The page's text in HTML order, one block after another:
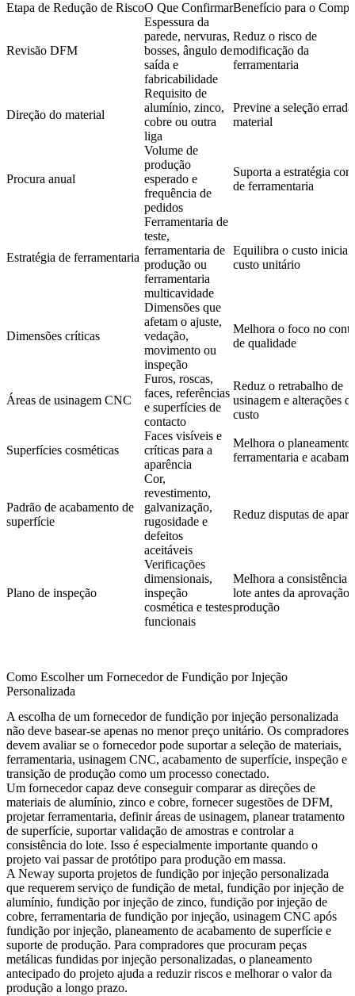
Etapa de Redução de RiscoO Que ConfirmarBenefício para o
Revisão DFM
Espessura da
parede, nervuras,
bosses, ângulo de
saída e
fabricabilidade
Reduz o risco de
modificação da
ferramentaria
Direção do material
Requisito de
alumínio, zinco,
cobre ou outra
liga
Previne a seleção
material
Procura anual
Volume de
produção
esperado e
frequência de
pedidos
Suporta a estratégia
de ferramentaria
Estratégia de ferramentaria
Ferramentaria de
teste,
ferramentaria de
produção ou
ferramentaria
multicavidade
Equilibra o custo inicial
custo unitário
Dimensões críticas
Dimensões que
afetam o ajuste,
vedação,
movimento ou
inspeção
Melhora o foco no
de qualidade
Áreas de usinagem CNC
Furos, roscas,
faces, referências
e superfícies de
contacto
Reduz o retrabalho de
usinagem e alterações
custo
Superfícies cosméticas
Faces visíveis e
críticas para a
aparência
Melhora o planeamento
ferramentaria e
Padrão de acabamento de
superfície
Cor,
revestimento,
galvanização,
rugosidade e
defeitos
aceitáveis
Reduz disputas de
Plano de inspeção
Verificações
dimensionais,
inspeção
cosmética e testes
funcionais
Melhora a consistência
lote antes da aprovação
produção
Como Escolher um Fornecedor de Fundição por Injeção
Personalizada
A escolha de um fornecedor de fundição por injeção personalizada
não deve basear-se apenas no menor preço unitário. Os compradores
devem avaliar se o fornecedor pode suportar a seleção de materiais,
ferramentaria, usinagem CNC, acabamento de superfície, inspeção e
transição de produção como um processo conectado.
Um fornecedor capaz deve conseguir comparar as direções de
materiais de alumínio, zinco e cobre, fornecer sugestões de DFM,
projetar ferramentaria, definir áreas de usinagem, planear tratamento
de superfície, suportar validação de amostras e controlar a
consistência do lote. Isso é especialmente importante quando o
projeto vai passar de protótipo para produção em massa.
A Neway suporta projetos de fundição por injeção personalizada
que requerem serviço de fundição de metal, fundição por injeção de
alumínio, fundição por injeção de zinco, fundição por injeção de
cobre, ferramentaria de fundição por injeção, usinagem CNC após
fundição por injeção, planeamento de acabamento de superfície e
suporte de produção. Para compradores que procuram peças
metálicas fundidas por injeção personalizadas, o planeamento
antecipado do projeto ajuda a reduzir riscos e melhorar o valor da
produção a longo prazo.